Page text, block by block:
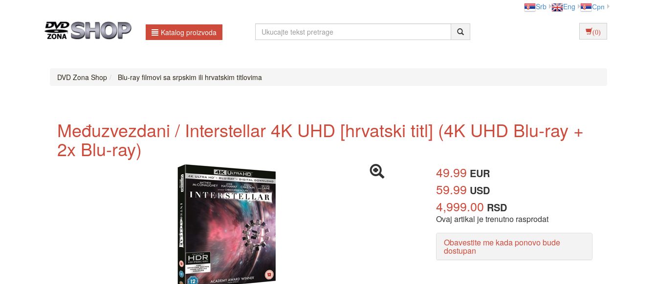
Srb Eng Срп
Katalog proizvoda (0)
DVD Zona Shop Blu-ray filmovi sa srpskim ili hrvatskim titlovima
Međuzvezdani / Interstellar 4K UHD [hrvatski titl] (4K UHD Blu-ray +
2x Blu-ray)
49.99 EUR
59.99 USD
4,999.00 RSD
Ovaj artikal je trenutno rasprodat
Obavestite me kada ponovo bude
dostupan